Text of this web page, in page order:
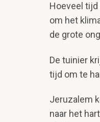
Hoeveel
om het
de grote
De tuinier
tijd om te
Jeruzalem
naar het